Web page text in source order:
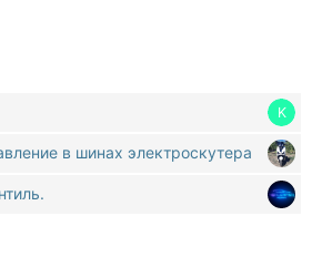
в шинах электроскутера